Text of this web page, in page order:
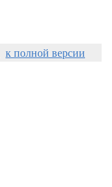
к полной версии